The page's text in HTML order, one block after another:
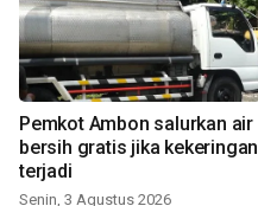
Pemkot Ambon salurkan air
bersih gratis jika kekeringan
terjadi
Senin, 3 Agustus 2026